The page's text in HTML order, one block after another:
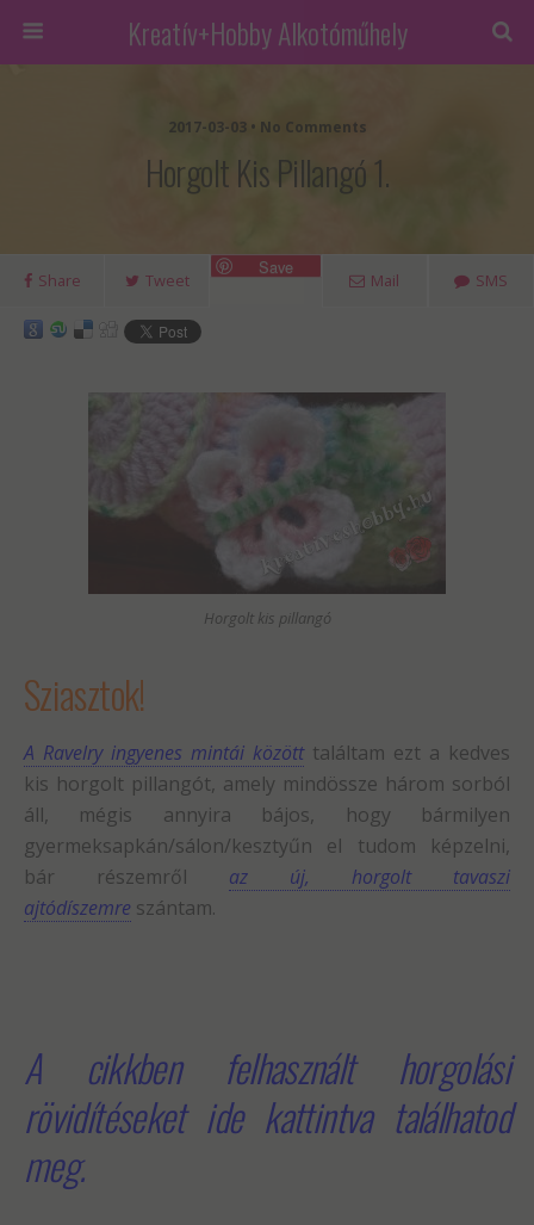
Kreatív+Hobby Alkotóműhely
2017-03-03 • No Comments
Horgolt Kis Pillangó 1.
Share Tweet
Save
Mail SMS
Horgolt kis pillangó
Sziasztok!
A Ravelry ingyenes mintái között találtam ezt a kedves
kis horgolt pillangót, amely mindössze három sorból
áll, mégis annyira bájos, hogy bármilyen
gyermeksapkán/sálon/kesztyűn el tudom képzelni,
bár részemről az új, horgolt tavaszi
ajtódíszemre szántam.
A cikkben felhasznált horgolási
rövidítéseket ide kattintva találhatod
meg.